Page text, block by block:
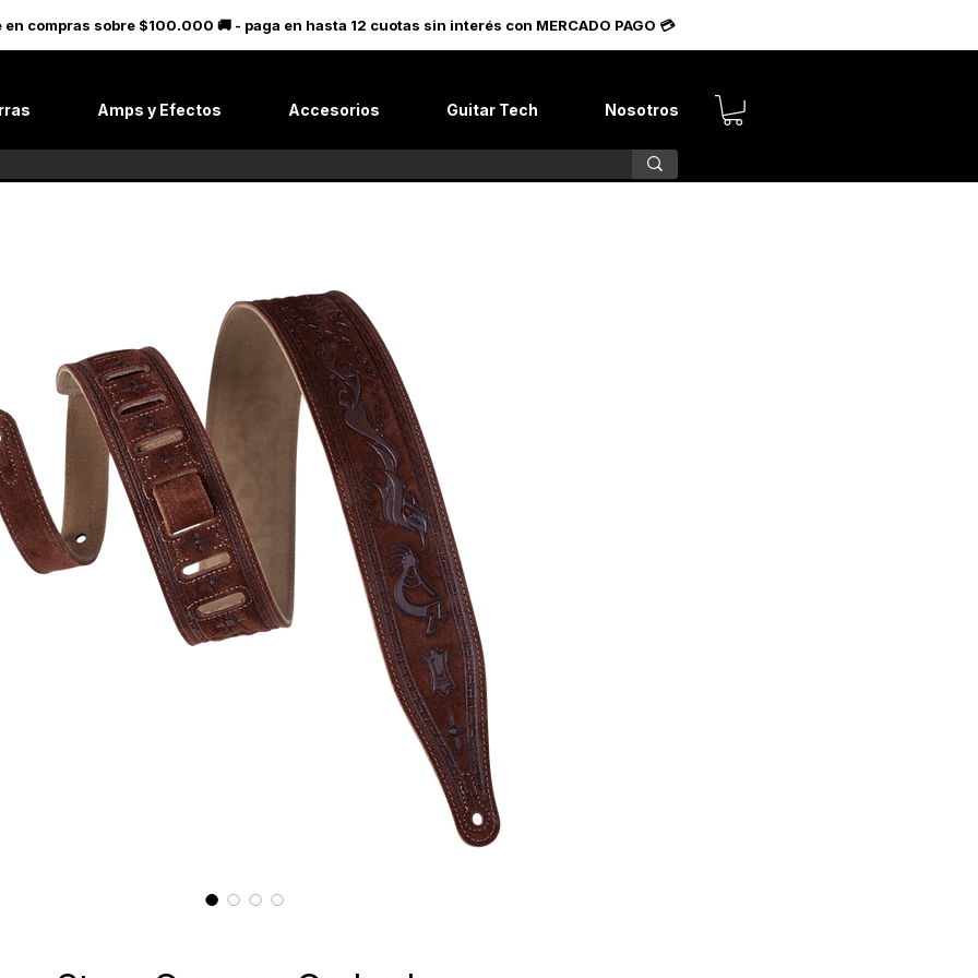
compras sobre $100.000 🚚 - paga en hasta 12 cuotas sin interés con MERCADO PAGO 💳
Amps y Efectos Accesorios Guitar Tech Nosotros